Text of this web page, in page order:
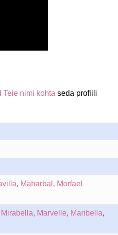
Teie nimi kohta seda profiili
, Maharbal , Morfael
Mirabella, Marvelle, Maribella,